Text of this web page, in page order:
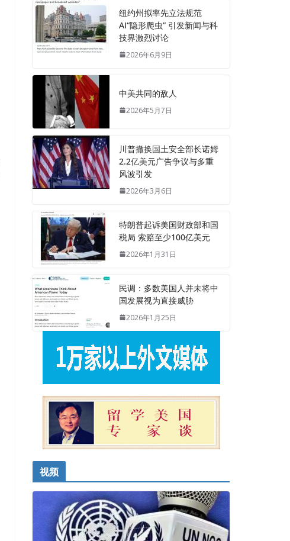
纽约州拟率先立法规范
AI“隐形爬虫” 引发新闻与科
技界激烈讨论
2026年6月9日
中美共同的敌人
2026年5月7日
川普撤换国土安全部长诺姆
2.2亿美元广告争议与多重
风波引发
2026年3月6日
特朗普起诉美国财政部和国
税局 索赔至少100亿美元
2026年1月31日
民调：多数美国人并未将中
国发展视为直接威胁
2026年1月25日
视频